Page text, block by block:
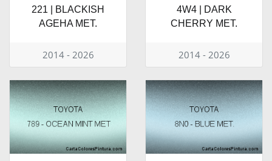
221 | BLACKISH
AGEHA MET.
2014 - 2026
4W4 | DARK
CHERRY MET.
2014 - 2026